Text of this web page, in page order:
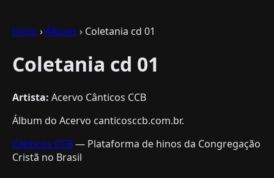
Início ›Álbuns › Coletania cd 01
Coletania cd 01
Artista: Acervo Cânticos CCB
Álbum do Acervo canticosccb.com.br.
Cânticos CCB— Plataforma de hinos da Congregação
Cristã no Brasil